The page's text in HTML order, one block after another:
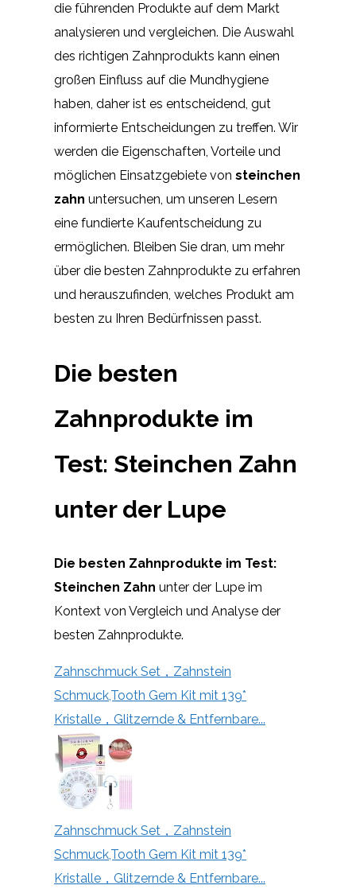
die führenden Produkte auf dem Markt
analysieren und vergleichen. Die Auswahl
des richtigen Zahnprodukts kann einen
großen Einfluss auf die Mundhygiene
haben, daher ist es entscheidend, gut
informierte Entscheidungen zu treffen. Wir
werden die Eigenschaften, Vorteile und
möglichen Einsatzgebiete von steinchen
zahn untersuchen, um unseren Lesern
eine fundierte Kaufentscheidung zu
ermöglichen. Bleiben Sie dran, um mehr
über die besten Zahnprodukte zu erfahren
und herauszufinden, welches Produkt am
besten zu Ihren Bedürfnissen passt.
Die besten
Zahnprodukte im
Test: Steinchen Zahn
unter der Lupe
Die besten Zahnprodukte im Test:
Steinchen Zahn unter der Lupe im
Kontext von Vergleich und Analyse der
besten Zahnprodukte.
Zahnschmuck Set，Zahnstein
Schmuck,Tooth Gem Kit mit 139*
Kristalle，Glitzernde & Entfernbare...
Zahnschmuck Set，Zahnstein
Schmuck,Tooth Gem Kit mit 139*
Kristalle，Glitzernde & Entfernbare...